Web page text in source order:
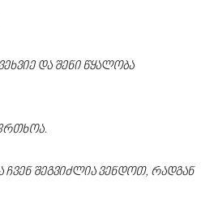
და შენი წყალობა
ჩვენ შეგვიძლია ვენდოთ, რადგან